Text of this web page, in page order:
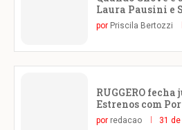
Laura Pausini e
por Priscila Bertozzi
RUGGERO
Estrenos com
por redacao 31